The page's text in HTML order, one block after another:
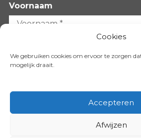
Cookies
We gebruiken cookies om ervoor te zorgen
mogelijk draait.
Accepteren
Afwijzen
Voornaam
VOLG ONS OP: